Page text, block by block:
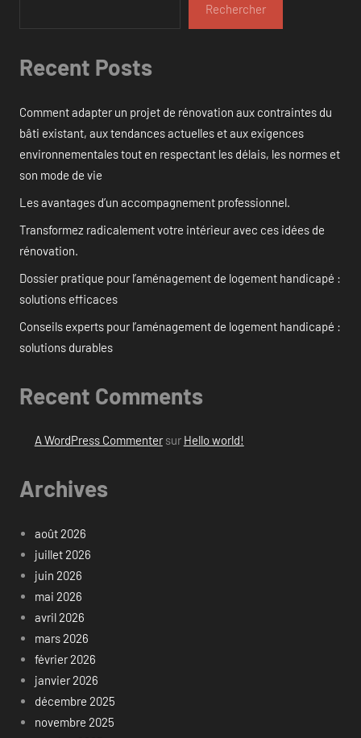
Rechercher
Recent Posts
Comment adapter un projet de rénovation aux contraintes du
bâti existant, aux tendances actuelles et aux exigences
environnementales tout en respectant les délais, les normes et
son mode de vie
Les avantages d’un accompagnement professionnel.
Transformez radicalement votre intérieur avec ces idées de
rénovation.
Dossier pratique pour l’aménagement de logement handicapé :
solutions efficaces
Conseils experts pour l’aménagement de logement handicapé :
solutions durables
Recent Comments
A WordPress Commentersur Hello world!
Archives
août 2026
juillet 2026
juin 2026
mai 2026
avril 2026
mars 2026
février 2026
janvier 2026
décembre 2025
novembre 2025